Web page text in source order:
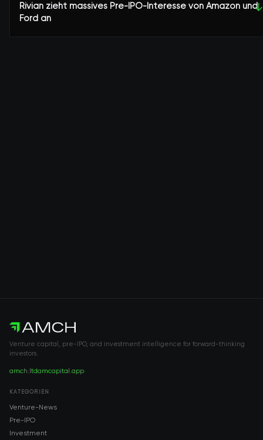
Rivian zieht massives Pre-IPO-Interesse von Amazon und
Ford an
↓
Venture capital, pre-IPO, and investment intelligence for forward-thinking
investors.
amch.ltdamcapital.app
KATEGORIEN
Venture-News
Pre-IPO
Investment